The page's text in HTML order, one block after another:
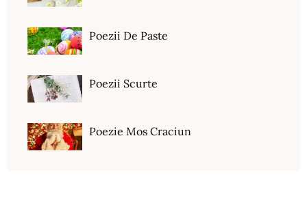
Poezii De Paste
Poezii Scurte
Poezie Mos Craciun